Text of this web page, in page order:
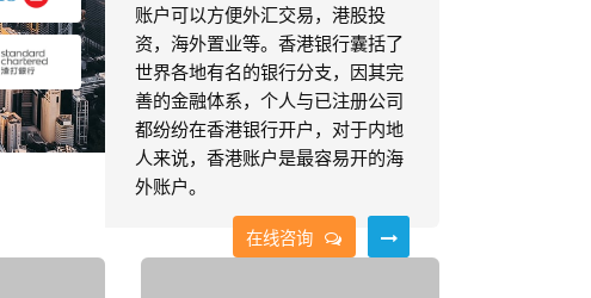
账户可以方便外汇交易，港股投
资，海外置业等。香港银行囊括了
世界各地有名的银行分支，因其完
善的金融体系，个人与已注册公司
都纷纷在香港银行开户，对于内地
人来说，香港账户是最容易开的海
外账户。
在线咨询